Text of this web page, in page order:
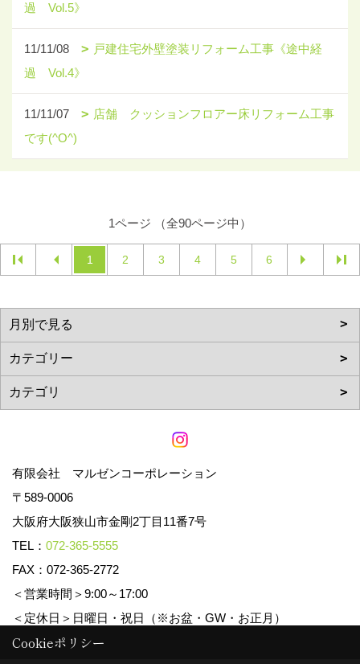
過 Vol.5》
11/11/08
戸建住宅外壁塗装リフォーム工事《途中経
過 Vol.4》
11/11/07
店舗 クッションフロアー床リフォーム工事
です(^O^)
1ページ （全90ページ中）
1 2 3 4 5 6
有限会社 マルゼンコーポレーション
〒589-0006
大阪府大阪狭山市金剛2丁目11番7号
TEL： 072-365-5555
FAX：072-365-2772
＜営業時間＞9:00～17:00
＜定休日＞日曜日・祝日（※お盆・GW・お正月）
Cookieポリシー